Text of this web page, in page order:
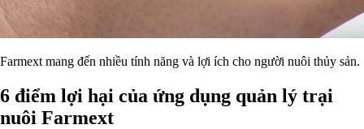
Farmext mang đến nhiều tính năng và lợi ích cho người nuôi thủy sản.
6 điểm lợi hại của ứng dụng quản lý trại
nuôi Farmext